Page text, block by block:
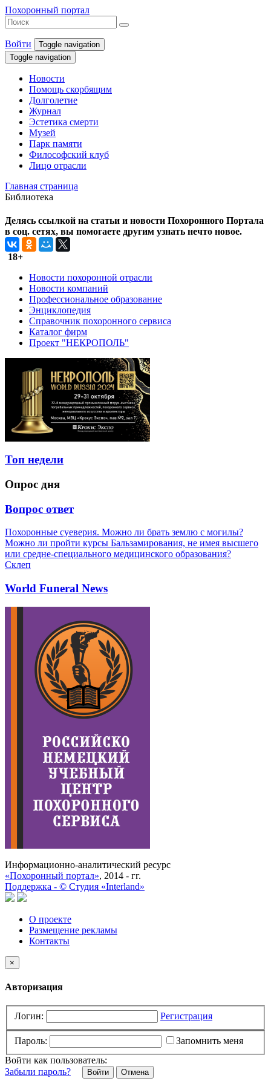
Похоронный портал
Войти
Toggle navigation
Toggle navigation
Новости
Помощь скорбящим
Долголетие
Журнал
Эстетика смерти
Музей
Парк памяти
Философский клуб
Лицо отрасли
Главная страница
Библиотека
Делясь ссылкой на статьи и новости Похоронного Портала
в соц. сетях, вы помогаете другим узнать нечто новое.
18+
Новости похоронной отрасли
Новости компаний
Профессиональное образование
Энциклопедия
Справочник похоронного сервиса
Каталог фирм
Проект "НЕКРОПОЛЬ"
Топ недели
Опрос дня
Вопрос ответ
Похоронные суеверия. Можно ли брать землю с могилы?
Можно ли пройти курсы Бальзамирования, не имея высшего
или средне-специального медицинского образования?
Склеп
World Funeral News
Информационно-аналитический ресурс
«Похоронный портал», 2014 - гг.
Поддержка - © Cтудия «Interland»
О проекте
Размещение рекламы
Контакты
×
Авторизация
Логин: Регистрация
Пароль:
Запомнить меня
Войти как пользователь:
Забыли пароль?
Отмена